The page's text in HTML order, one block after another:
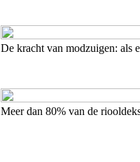
De kracht van modzuigen: als
Meer dan 80% van de